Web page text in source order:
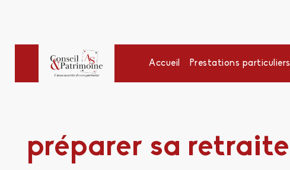
Accueil Prestations particuliers
préparer sa retraite